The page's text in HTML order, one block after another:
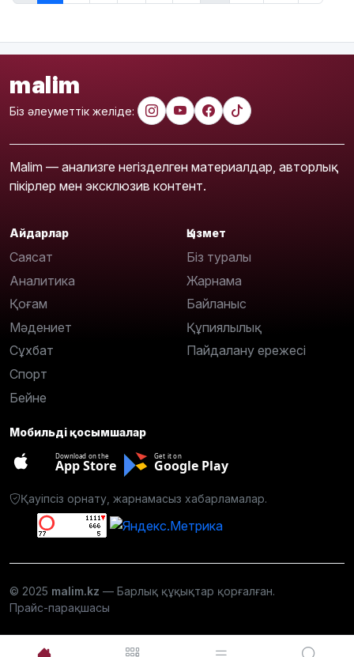
malim
Біз әлеуметтік желіде:
Malim — анализге негізделген материалдар, авторлық
пікірлер мен эксклюзив контент.
Айдарлар
Саясат
Аналитика
Қоғам
Мәдениет
Сұхбат
Спорт
Бейне
Қызмет
Біз туралы
Жарнама
Байланыс
Құпиялылық
Пайдалану ережесі
Мобильді қосымшалар
Download on the
App Store
Get it on
Google Play
Қауіпсіз орнату, жарнамасыз хабарламалар.
© 2025 malim.kz — Барлық құқықтар қорғалған.
Прайс-парақшасы